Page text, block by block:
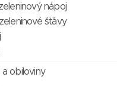
nápoj
šťávy
obiloviny